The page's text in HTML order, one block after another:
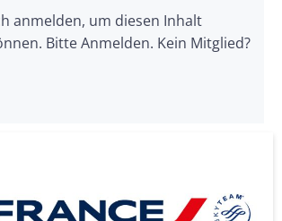
anmelden, um diesen Inhalt
Bitte Anmelden. Kein Mitglied?